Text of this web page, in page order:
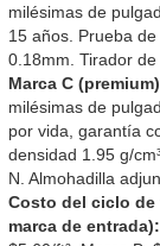
milésimas de
15 años. Prueba
0.18mm. Tirador
Marca C
milésimas de
por vida, garantía
densidad 1.95 g/
N. Almohadilla
Costo del ciclo de
marca de entrada):